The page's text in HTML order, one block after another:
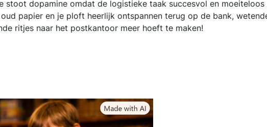
stoot dopamine omdat de logistieke taak succesvol en
papier en je ploft heerlijk ontspannen terug op de bank,
ritjes naar het postkantoor meer hoeft te maken!